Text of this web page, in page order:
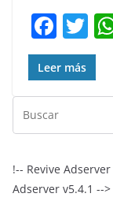
F
a
c
e
b
o
k
T
w
itt
er
Leer más
!-- Revive
Adserver v5.4.1 -->